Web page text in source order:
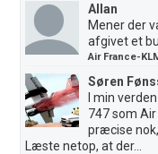
Allan
Mener der
afgivet et
Air France-
Søren
I min
747 som
præcise
Læste netop, at der...